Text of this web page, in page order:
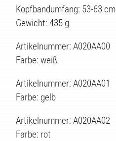
Kopfbandumfang: 53-63 cm
Gewicht: 435 g
Artikelnummer: A020AA00
Farbe: weiß
Artikelnummer: A020AA01
Farbe: gelb
Artikelnummer: A020AA02
Farbe: rot